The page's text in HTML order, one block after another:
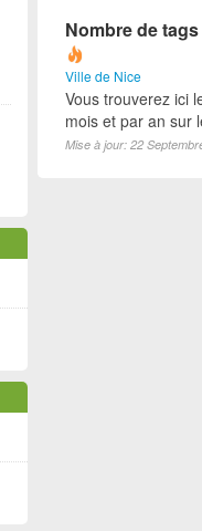
Nombre de
Ville de Nice
Vous trouverez ici
mois et par an sur
Mise à jour: 22